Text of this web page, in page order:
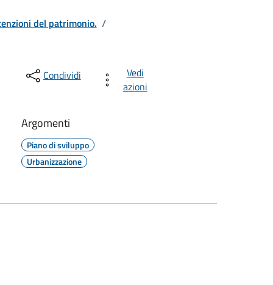
del patrimonio. /
Condividi
Vedi
azioni
Argomenti
Piano di sviluppo
Urbanizzazione